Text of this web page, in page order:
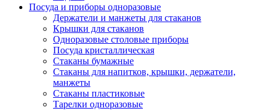
Посуда и приборы одноразовые
Держатели и манжеты для стаканов
Крышки для стаканов
Одноразовые столовые приборы
Посуда кристаллическая
Стаканы бумажные
Стаканы для напитков, крышки, держатели,
манжеты
Стаканы пластиковые
Тарелки одноразовые